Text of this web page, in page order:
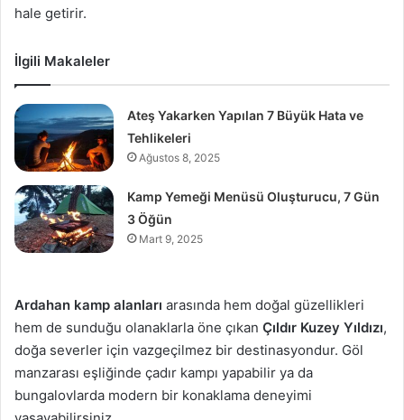
hale getirir.
İlgili Makaleler
Ateş Yakarken Yapılan 7 Büyük Hata ve
Tehlikeleri
Ağustos 8, 2025
Kamp Yemeği Menüsü Oluşturucu, 7 Gün
3 Öğün
Mart 9, 2025
Ardahan kamp alanları arasında hem doğal güzellikleri
hem de sunduğu olanaklarla öne çıkan Çıldır Kuzey Yıldızı,
doğa severler için vazgeçilmez bir destinasyondur. Göl
manzarası eşliğinde çadır kampı yapabilir ya da
bungalovlarda modern bir konaklama deneyimi